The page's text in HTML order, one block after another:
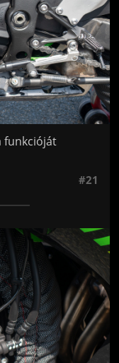
funkcióját
#21